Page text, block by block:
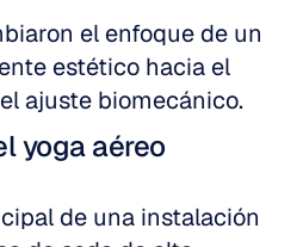
el enfoque de un
ajuste biomecánico.
yoga aéreo
de una instalación